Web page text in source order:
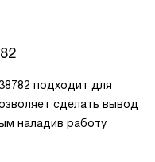
подходит для
сделать вывод
наладив работу